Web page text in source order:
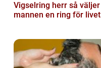
Vigselring herr så väljer
mannen en ring för livet